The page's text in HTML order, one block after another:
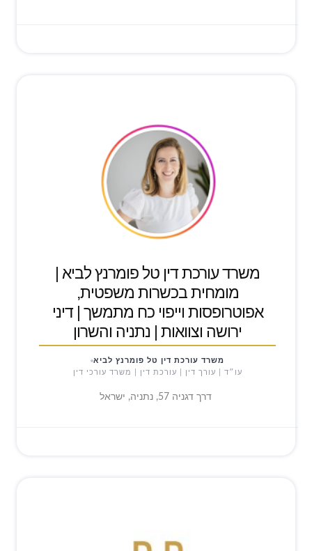
משרד עורכת דין טל פומרנץ לביא |
מומחית בכשרות משפטית,
אפוטרופסות וייפוי כח מתמשך | דיני
ירושה וצוואות | נתניה והשרון
משרד עורכת דין טל פומרנץ לביא
עו״ד | עורך דין | עורכת דין | משרד עורכי דין
דרך דגניה 57, נתניה, ישראל